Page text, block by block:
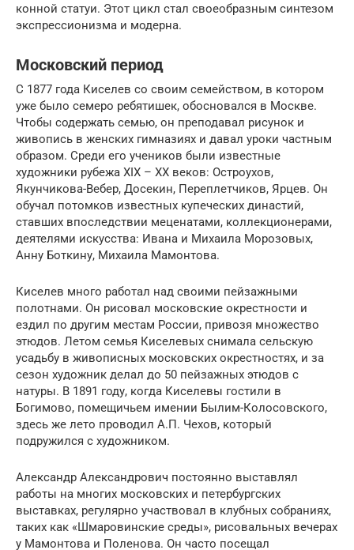
конной статуи. Этот цикл стал своеобразным синтезом
экспрессионизма и модерна.
Московский период
С 1877 года Киселев со своим семейством, в котором
уже было семеро ребятишек, обосновался в Москве.
Чтобы содержать семью, он преподавал рисунок и
живопись в женских гимназиях и давал уроки частным
образом. Среди его учеников были известные
художники рубежа XIX – XX веков: Остроухов,
Якунчикова-Вебер, Досекин, Переплетчиков, Ярцев. Он
обучал потомков известных купеческих династий,
ставших впоследствии меценатами, коллекционерами,
деятелями искусства: Ивана и Михаила Морозовых,
Анну Боткину, Михаила Мамонтова.
Киселев много работал над своими пейзажными
полотнами. Он рисовал московские окрестности и
ездил по другим местам России, привозя множество
этюдов. Летом семья Киселевых снимала сельскую
усадьбу в живописных московских окрестностях, и за
сезон художник делал до 50 пейзажных этюдов с
натуры. В 1891 году, когда Киселевы гостили в
Богимово, помещичьем имении Былим-Колосовского,
здесь же лето проводил А.П. Чехов, который
подружился с художником.
Александр Александрович постоянно выставлял
работы на многих московских и петербургских
выставках, регулярно участвовал в клубных собраниях,
таких как «Шмаровинские среды», рисовальных вечерах
у Мамонтова и Поленова. Он часто посещал